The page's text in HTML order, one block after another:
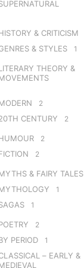
& CRITICISM
& STYLES 1
THEORY &
2
CENTURY 2
2
2
& FAIRY TALES
1
1
2
PERIOD 1
– EARLY &